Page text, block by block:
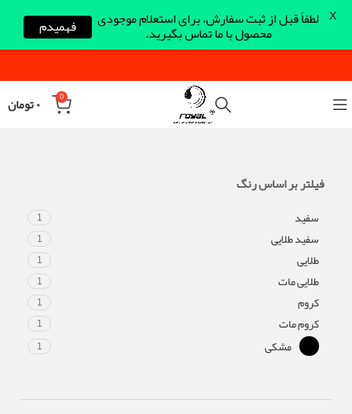
0 ۰تومان
فیلتر بر اساس رنگ
سفید 1
سفید طلایی 1
طلایی 1
طلایی مات 1
کروم 1
کروم مات 1
مشکی 1
لطفاً قبل از ثبت سفارش، برای استعلام موجودی
محصول با ما تماس بگیرید. فهمیدم X